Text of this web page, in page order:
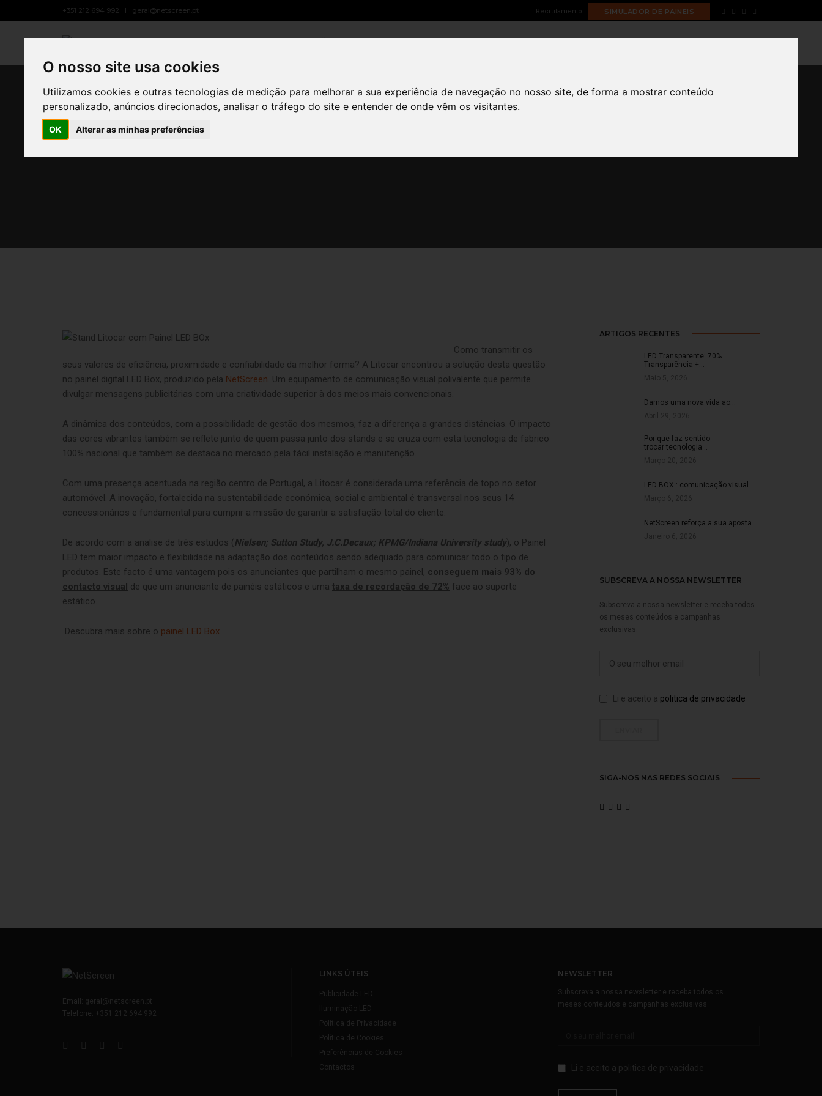
O nosso site usa cookies
Utilizamos cookies e outras tecnologias de medição para melhorar a sua experiência de navegação no nosso site, de forma a mostrar conteúdo
personalizado, anúncios direcionados, analisar o tráfego do site e entender de onde vêm os visitantes.
OK Alterar as minhas preferências
+351 212 694 992 geral@netscreen.pt Recrutamento SIMULADOR DE PAINEIS
21 DE OUTUBRO, 2020 BYFÁBIO SILVA MY NETSCREEN,PUBLICIDADE LED
Inovação na Litocar – LED Box
Como transmitir os
seus valores de eficiência, proximidade e confiabilidade da melhor forma? A Litocar encontrou a solução desta questão
no painel digital LED Box, produzido pela NetScreen. Um equipamento de comunicação visual polivalente que permite
divulgar mensagens publicitárias com uma criatividade superior à dos meios mais convencionais.
A dinâmica dos conteúdos, com a possibilidade de gestão dos mesmos, faz a diferença a grandes distâncias. O impacto
das cores vibrantes também se reflete junto de quem passa junto dos stands e se cruza com esta tecnologia de fabrico
100% nacional que também se destaca no mercado pela fácil instalação e manutenção.
Com uma presença acentuada na região centro de Portugal, a Litocar é considerada uma referência de topo no setor
automóvel. A inovação, fortalecida na sustentabilidade económica, social e ambiental é transversal nos seus 14
concessionários e fundamental para cumprir a missão de garantir a satisfação total do cliente.
De acordo com a analise de três estudos (Nielsen; Sutton Study, J.C.Decaux; KPMG/Indiana University study), o Painel
LED tem maior impacto e flexibilidade na adaptação dos conteúdos sendo adequado para comunicar todo o tipo de
produtos. Este facto é uma vantagem pois os anunciantes que partilham o mesmo painel, conseguem mais 93% do
contacto visual de que um anunciante de painéis estáticos e uma taxa de recordação de 72% face ao suporte
estático.
Descubra mais sobre o painel LED Box
ARTIGOS RECENTES
LED Transparente: 70%
Transparência +…
Damos uma nova vida ao…
Por que faz sentido
trocar tecnologia…
LED BOX : comunicação visual…
NetScreen reforça a sua aposta…
SUBSCREVA A NOSSA NEWSLETTER
Subscreva a nossa newsletter e receba todos
os meses conteúdos e campanhas
exclusivas.
Li e aceito a politica de privacidade
SIGA-NOS NAS REDES SOCIAIS
Email: geral@netscreen.pt
Telefone:
+351 212 694 992
LINKS ÚTEIS
Publicidade LED
Iluminação LED
Política de Privacidade
Política de Cookies
Preferências de Cookies
Contactos
NEWSLETTER
Subscreva a nossa newsletter e receba todos os
meses conteúdos e campanhas exclusivas
Li e aceito a politica de privacidade